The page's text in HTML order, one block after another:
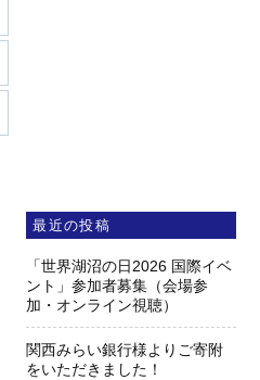
最近の投稿
「世界湖沼の日2026 国際イベ
ント」参加者募集（会場参
加・オンライン視聴）
関西みらい銀行様よりご寄附
をいただきました！